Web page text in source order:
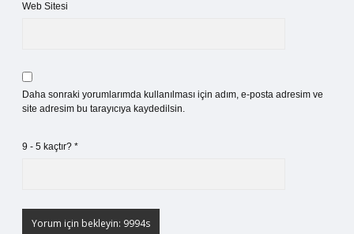
Web Sitesi
Daha sonraki yorumlarımda kullanılması için adım, e-posta adresim ve
site adresim bu tarayıcıya kaydedilsin.
9 - 5 kaçtır? *